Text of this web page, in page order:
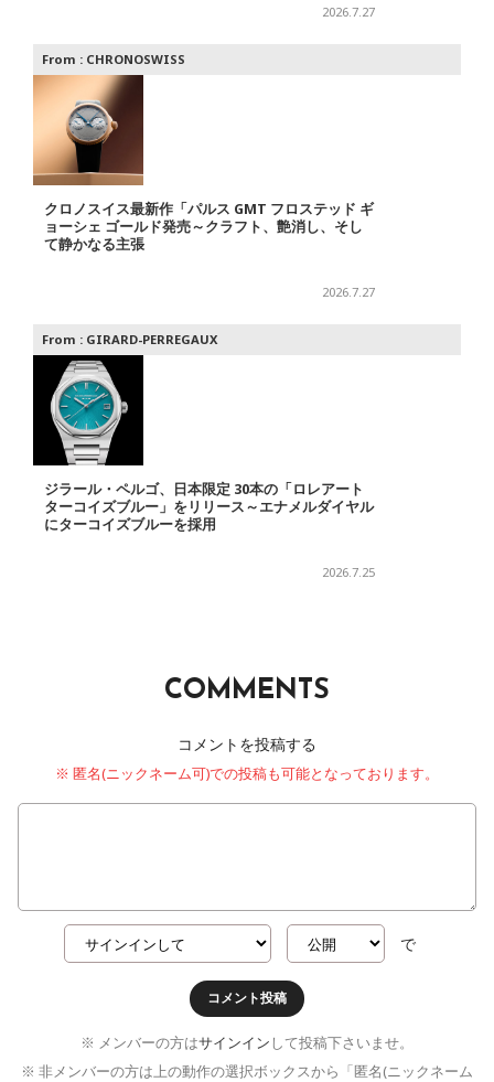
2026.7.27
From : CHRONOSWISS
クロノスイス最新作「パルス GMT フロステッド ギ
ョーシェ ゴールド発売～クラフト、艶消し、そし
て静かなる主張
2026.7.27
From : GIRARD-PERREGAUX
ジラール・ペルゴ、日本限定 30本の「ロレアート
ターコイズブルー」をリリース～エナメルダイヤル
にターコイズブルーを採用
2026.7.25
COMMENTS
コメントを投稿する
※ 匿名(ニックネーム可)での投稿も可能となっております。
で
コメント投稿
※ メンバーの方はサインイン して投稿下さいませ。
※ 非メンバーの方は上の動作の選択ボックスから「匿名(ニックネーム